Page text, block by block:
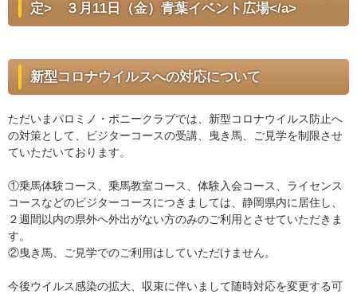
定> ３月11日（金）青葉イベント広場</a>
新型コロナウイルスへの対応について
ただいまパロミノ・ポニークラブでは、新型コロナウイルス防止へ
の対策として、ビジターコースの受講、曳き馬、ご見学を制限させ
ていただいております。
①乗馬体験コース、乗馬教室コース、体験入会コース、ライセンス
コースなどのビジターコースにつきましては、静岡県内に居住し、
２週間以内の県外へ外出がない方のみのご利用とさせていただきま
す。
②曳き馬、ご見学でのご利用はしていただけません。
今後ウイルス感染の拡大、収束に伴いまして随時対応を変更する可